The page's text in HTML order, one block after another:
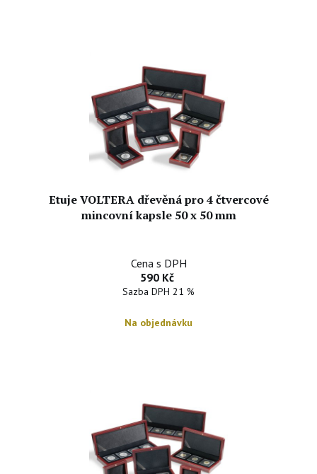
Etuje VOLTERA dřevěná pro 4 čtvercové
mincovní kapsle 50 x 50 mm
Cena s DPH
590 Kč
Sazba DPH 21 %
Na objednávku